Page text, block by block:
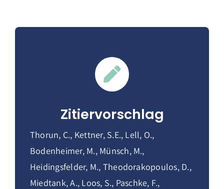
Zitiervorschlag
Thorun, C., Kettner, S.E., Lell, O.,
Bodenheimer, M., Münsch, M.,
Heidingsfelder, M., Theodorakopoulos, D.,
Miedtank, A., Loos, S., Paschke, F.,